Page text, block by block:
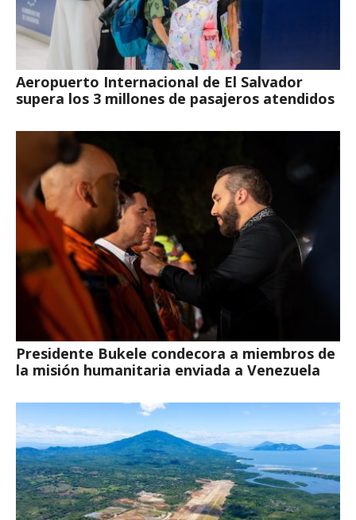
Aeropuerto Internacional de El Salvador
supera los 3 millones de pasajeros atendidos
Presidente Bukele condecora a miembros de
la misión humanitaria enviada a Venezuela